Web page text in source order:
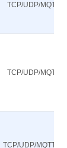
TCP/UDP/MQTT/
TCP/UDP/MQTT/
TCP/UDP/MQTT/